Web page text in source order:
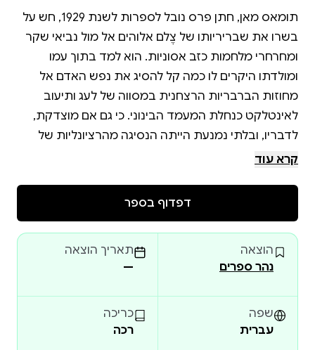
תומאס מאן, חתן פרס נובל לספרות לשנת 1929, חש על
בשרו את שבריריותו של צֶלם אלוהים אל מול נביאי שקר
ומחרחרי מלחמות כזב אסוניות. הוא למד בתוך עמו
ומולדתו היקרים לו כמה קל להסיג את נפש האדם אל
מחוזות הברבריות הרצחנית במסווה של לעג ותיעוב
לאינטלקט כנחלת המעמד הבינוני. כי גם אם מוצדקת,
לדבריו, ובלתי נמנעת הייתה הנסיגה מהרציונליות של
המאות השמונה-עשרה והתשע-עשרה, הערכת יתר של
עממית שיש לה מקום בשדה הפילוסופי והפסיכולוגי,
עלולה להפוך לשקר רצחני בשדה הפוליטי. לכן "רעיון
הדמוקרטיה, ההומניזם, השלום, כבוד האדם וחירותו" –
ממגן הפטריוטיות הגרמנית היה מאן למגן ההומניזם
האוניברסלי, כי הבין שללא חמלה בבסיס כל מחשבה
ועשייה, בניית עולם טוב ומאושר יותר, כדבריו, לא תהיה
קרא עוד
דפדוף בספר
הוצאה
נהר ספרים
תאריך הוצאה
—
שפה
עברית
כריכה
רכה